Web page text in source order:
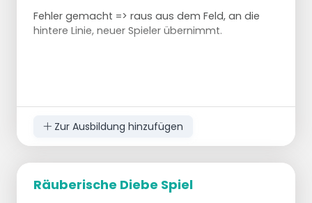
Den Angriff aus dem Aufschlag heraus
aufbauen und mit einer Verteidigung
Fehler gemacht => raus aus dem Feld, an die
hintere Linie, neuer Spieler übernimmt.
Zur Ausbildung hinzufügen
Räuberische Diebe Spiel